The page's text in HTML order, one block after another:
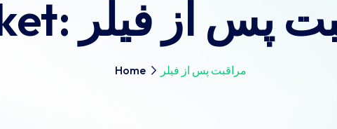
پس از فیلر
Home مراقبت پس از فیلر